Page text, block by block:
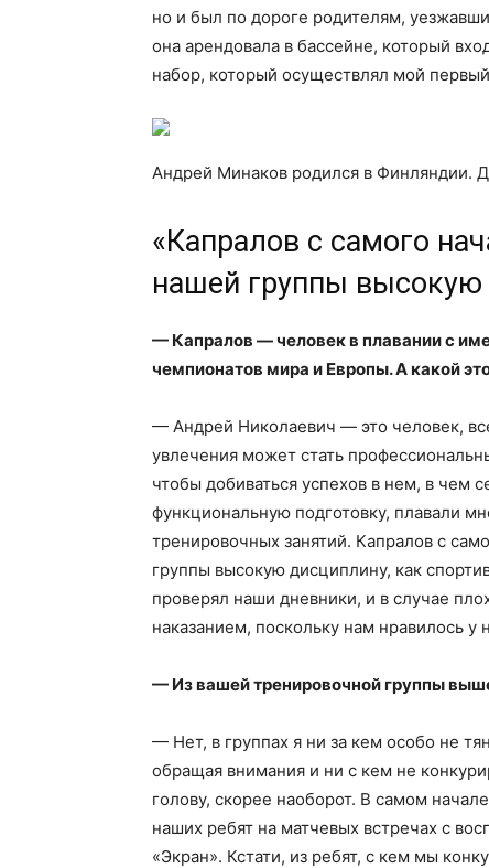
но и был по дороге родителям,
она арендовала в бассейне, который
набор, который осуществлял мой
Андрей Минаков родился в Финляндии.
«Капралов с самого
нашей группы высокую
— Капралов — человек в плавании с
чемпионатов мира и Европы. А какой
— Андрей Николаевич — это человек,
увлечения может стать
чтобы добиваться успехов в нем, в чем
функциональную подготовку, плавали
тренировочных занятий. Капралов с
группы высокую дисциплину, как
проверял наши дневники, и в случае
наказанием, поскольку нам нравилось у
— Из вашей тренировочной группы
— Нет, в группах я ни за кем особо не
обращая внимания и ни с кем не
голову, скорее наоборот. В самом
наших ребят на матчевых встречах с
«Экран». Кстати, из ребят, с кем мы